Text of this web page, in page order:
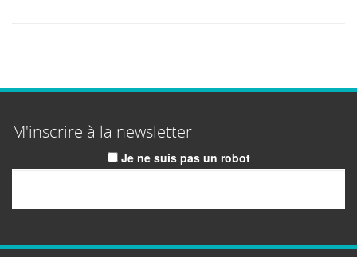
M'inscrire à la newsletter
Je ne suis pas un robot